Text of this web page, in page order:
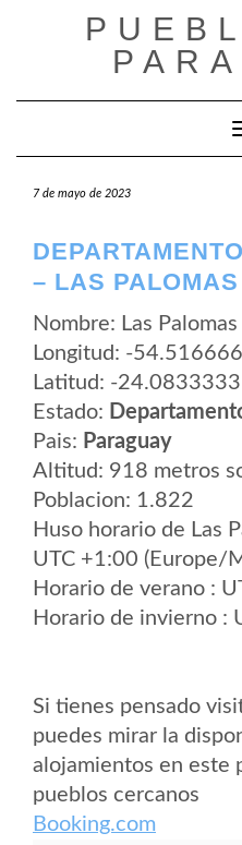
7 de mayo de 2023
– LAS PALOMAS
Nombre: Las Palomas
Longitud: -
Latitud: -24.0833333
Estado:
Pais: Paraguay
Altitud: 918 metros
Poblacion: 1.822
Huso horario de Las
UTC +1:00 (Europe/
Horario de verano :
Horario de invierno :
Si tienes pensado
puedes mirar la
alojamientos en este
pueblos cercanos
Booking.com